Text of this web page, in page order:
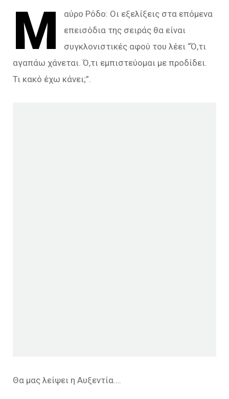
Μ
αύρο Ρόδο: Οι εξελίξεις στα επόμενα
επεισόδια της σειράς θα είναι
συγκλονιστικές αφού του λέει “Ό,τι
αγαπάω χάνεται. Ό,τι εμπιστεύομαι με προδίδει.
Τι κακό έχω κάνει;”.
Θα μας λείψει η Αυξεντία….